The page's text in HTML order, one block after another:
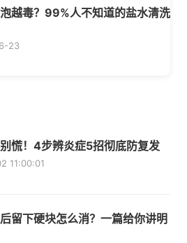
越毒？99%人不知道的盐水清洗
23
慌！4步辨炎症5招彻底防复发
11:00:01
留下硬块怎么消？一篇给你讲明